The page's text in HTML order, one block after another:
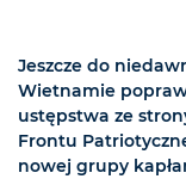
Jeszcze do
Wietnamie
ustępstwa ze
Frontu
nowej grupy